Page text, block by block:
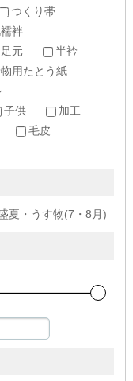
つくり帯
袢
足元
半衿
用たとう紙
子供
加工
毛皮
夏・うす物(7・8月)